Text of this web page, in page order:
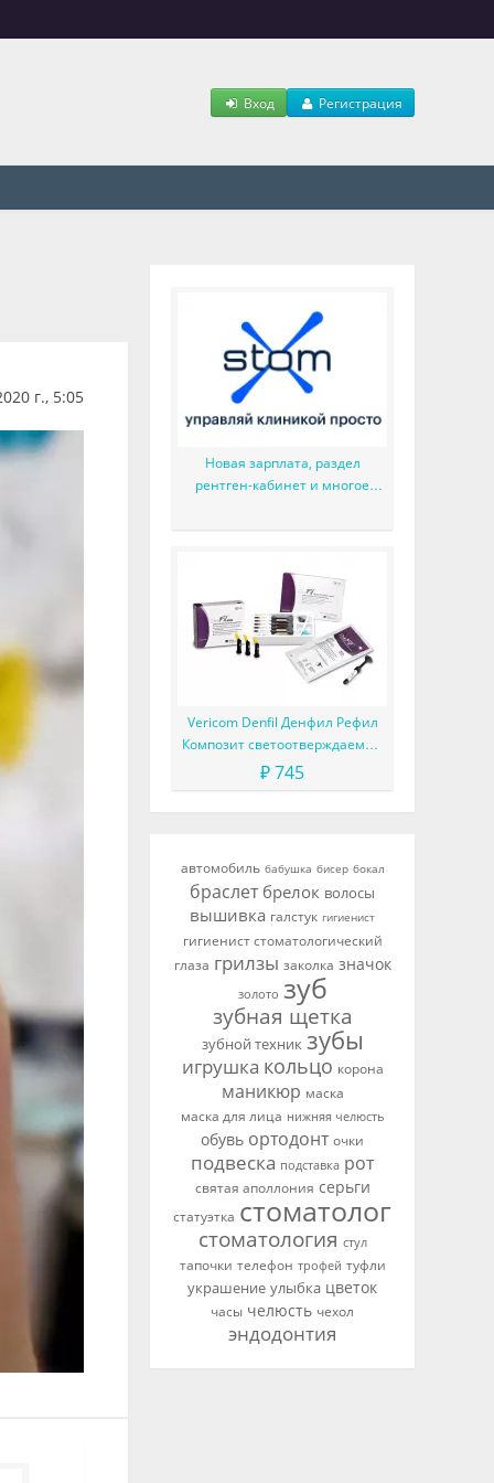
Вход Регистрация
г., 5:05
Новая зарплата, раздел
рентген-кабинет и многое
Vericom Denfil Денфил Рефил
Композит светоотверждаемый
материал
₽ 745
автомобиль бабушка бисер бокал
браслет брелок волосы
вышивка галстук гигиенист
гигиенист стоматологический
глаза грилзы заколка значок
золото зуб
зубная щетка
зубной техник зубы
игрушка кольцо корона
маникюр маска
маска для лица нижняя челюсть
обувь ортодонт очки
подвеска подставка рот
святая аполлония серьги
статуэтка стоматолог
стоматология стул
тапочки телефон трофей туфли
украшение улыбка цветок
часы челюсть чехол
эндодонтия